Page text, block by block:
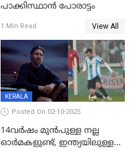
പാക്കിസ്ഥാന്‍ പോരാട്ടം
1 Min Read View All
KERALA
Posted On 02-10-2025
14വർഷം മുൻപുള്ള നല്ല
ഓർമകളുണ്ട്, ഇന്ത്യയിലുള്ള